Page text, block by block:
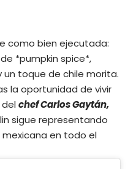
como bien ejecutada:
*pumpkin spice*,
un toque de chile morita.
la oportunidad de vivir
chef Carlos Gaytán,
sigue representando
en todo el